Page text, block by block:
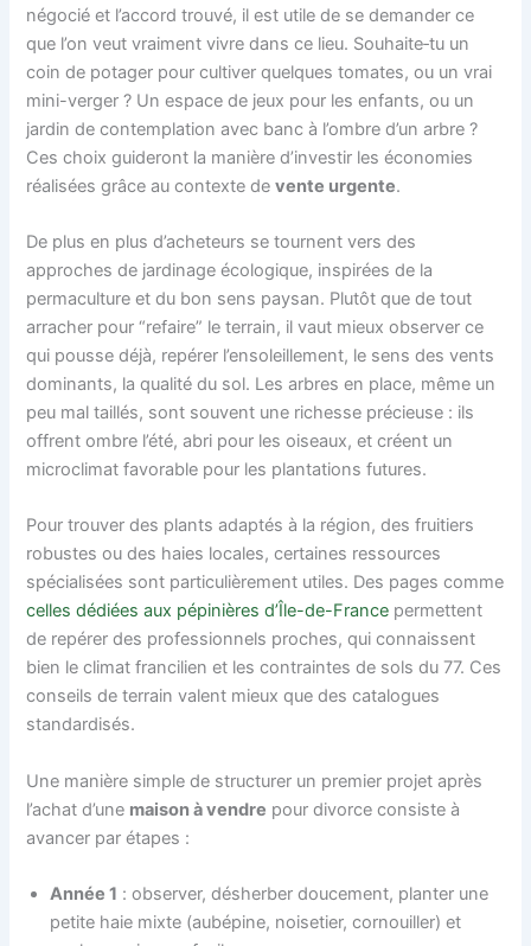
négocié et l’accord trouvé, il est utile de se demander ce
que l’on veut vraiment vivre dans ce lieu. Souhaite‑tu un
coin de potager pour cultiver quelques tomates, ou un vrai
mini-verger ? Un espace de jeux pour les enfants, ou un
jardin de contemplation avec banc à l’ombre d’un arbre ?
Ces choix guideront la manière d’investir les économies
réalisées grâce au contexte devente urgente.
De plus en plus d’acheteurs se tournent vers des
approches de jardinage écologique, inspirées de la
permaculture et du bon sens paysan. Plutôt que de tout
arracher pour “refaire” le terrain, il vaut mieux observer ce
qui pousse déjà, repérer l’ensoleillement, le sens des vents
dominants, la qualité du sol. Les arbres en place, même un
peu mal taillés, sont souvent une richesse précieuse : ils
offrent ombre l’été, abri pour les oiseaux, et créent un
microclimat favorable pour les plantations futures.
Pour trouver des plants adaptés à la région, des fruitiers
robustes ou des haies locales, certaines ressources
spécialisées sont particulièrement utiles. Des pages comme
celles dédiées aux pépinières d’Île-de-France permettent
de repérer des professionnels proches, qui connaissent
bien le climat francilien et les contraintes de sols du 77. Ces
conseils de terrain valent mieux que des catalogues
standardisés.
Une manière simple de structurer un premier projet après
l’achat d’une maison à vendre pour divorce consiste à
avancer par étapes :
Année 1 : observer, désherber doucement, planter une
petite haie mixte (aubépine, noisetier, cornouiller) et